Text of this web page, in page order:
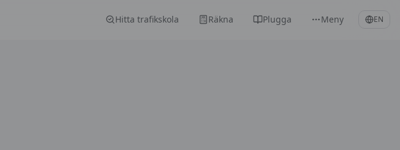
Hitta trafikskola Räkna Plugga Meny EN